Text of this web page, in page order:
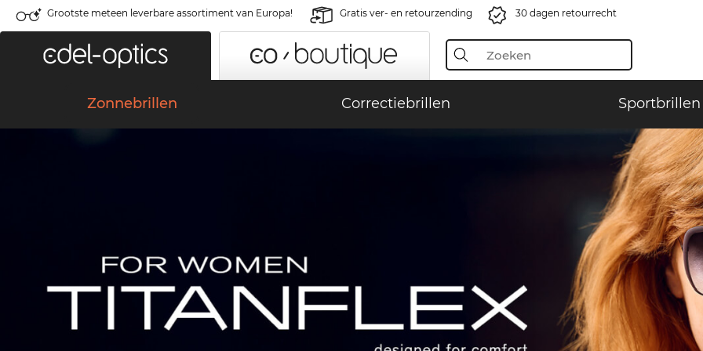
Grootste meteen leverbare assortiment van Europa! Gratis ver- en retourzending 30 dagen retourrecht
Zonnebrillen Correctiebrillen Sportbrillen